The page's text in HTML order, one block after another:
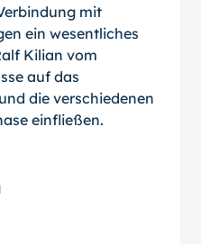
mit
ein wesentliches
Kilian vom
auf das
die verschiedenen
einfließen.